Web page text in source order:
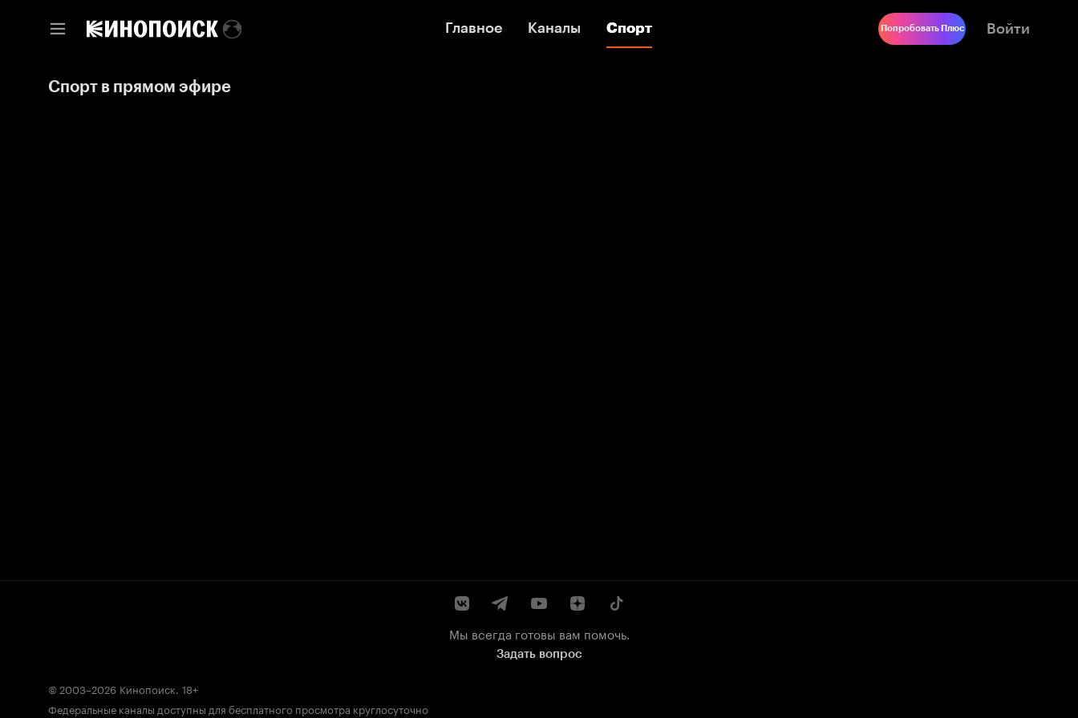
Главное Каналы Спорт
Главное Каналы Спорт Попробовать Плюс Войти
Спорт в прямом эфире
Мы всегда готовы вам помочь.
Задать вопрос
© 2003–2026 Кинопоиск. 18+
Федеральные каналы доступны для бесплатного просмотра круглосуточно